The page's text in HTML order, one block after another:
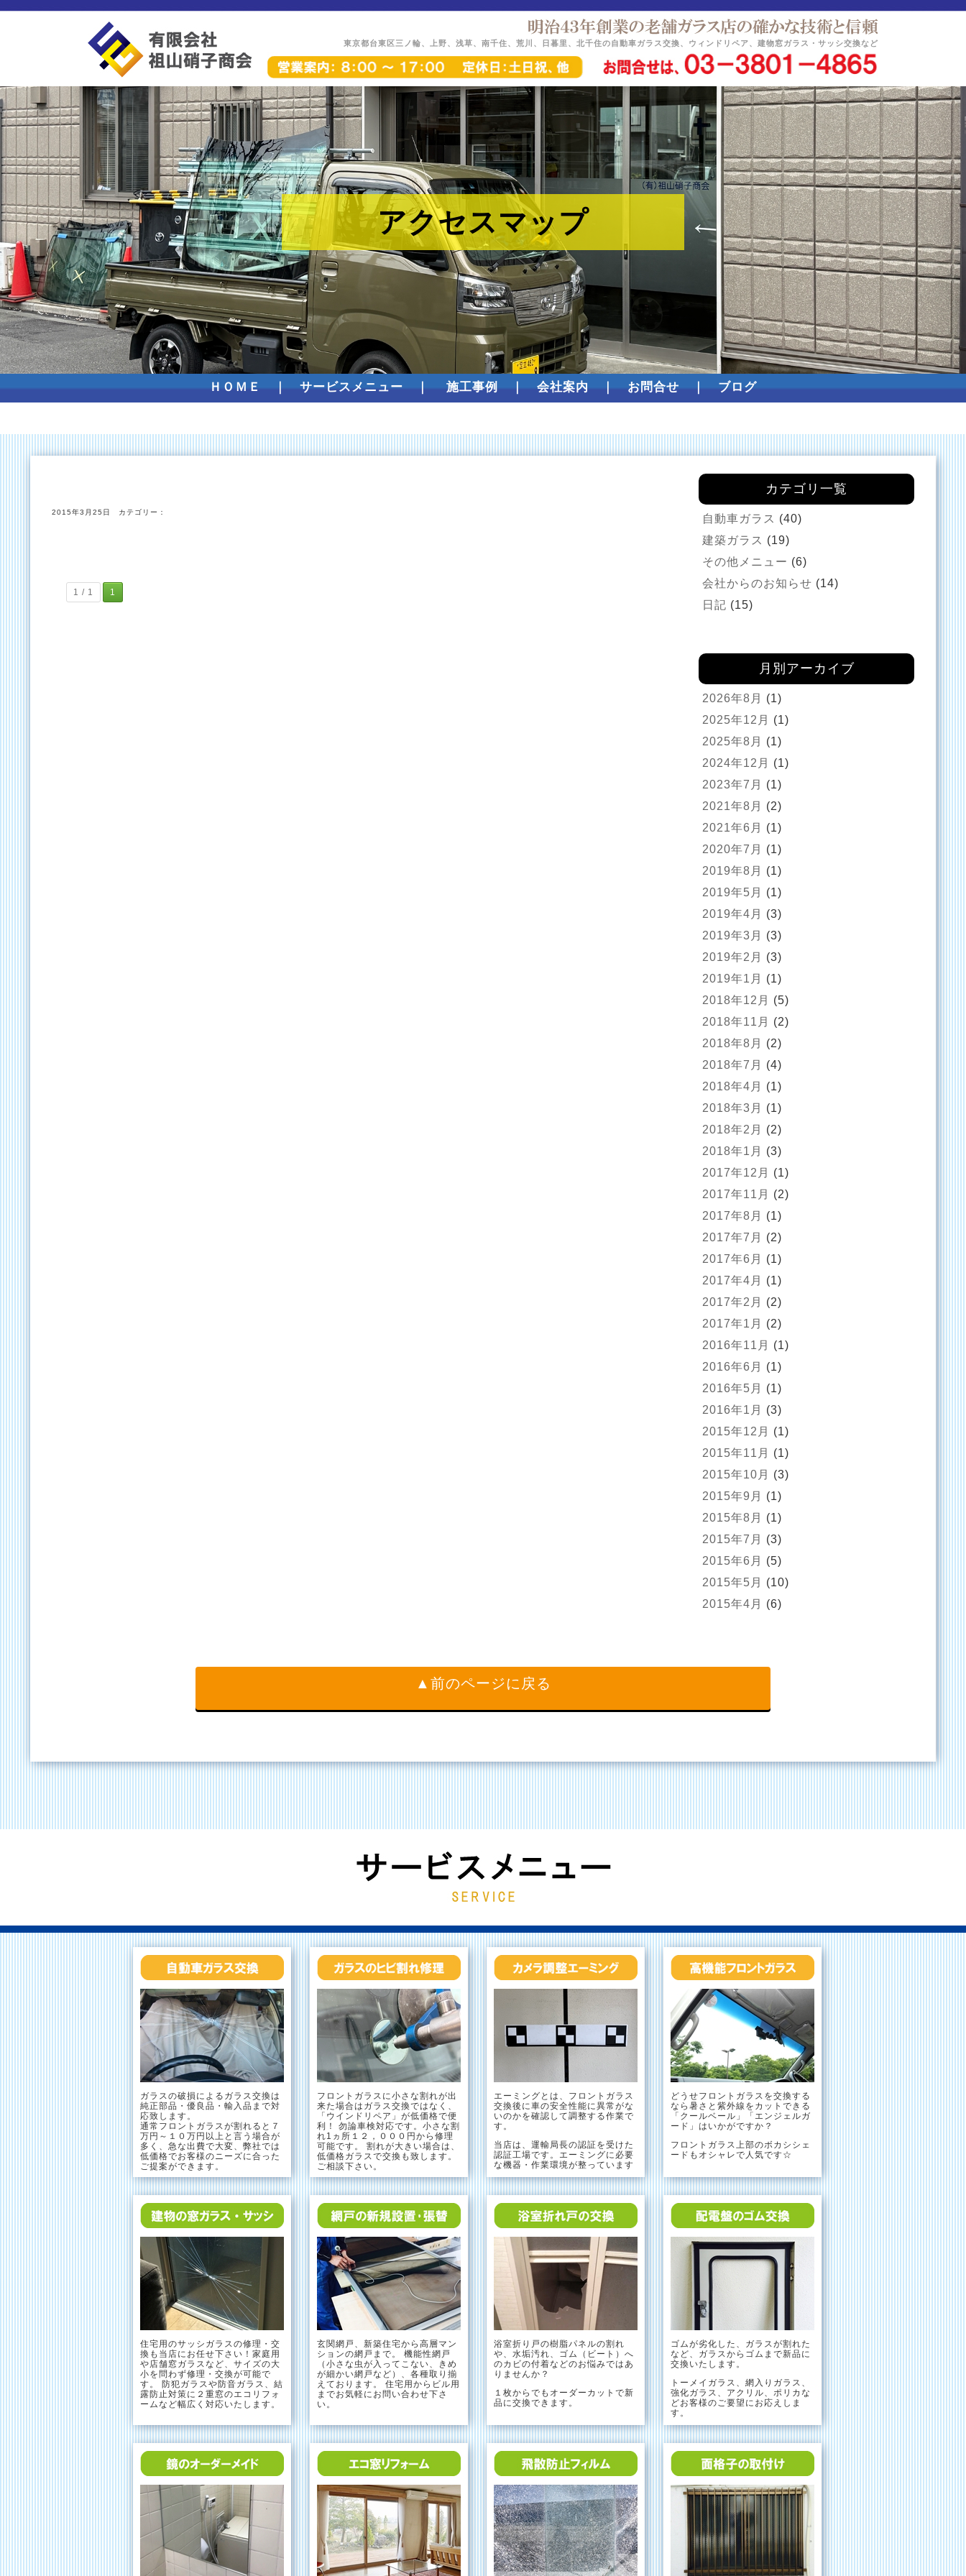
東京都台東区三ノ輪、上野、浅草、南千住、荒川、日暮里、北千住の自動車ガラス交換、ウィンドリペア、建物窓ガラス・サッシ交換など
アクセスマップ
ＨＯＭＥ｜サービスメニュー｜施工事例｜会社案内｜お問合せ｜ブログ
2015年3月25日 カテゴリー：
1 / 1 1
カテゴリ一覧
自動車ガラス (40)
建築ガラス (19)
その他メニュー (6)
会社からのお知らせ (14)
日記 (15)
月別アーカイブ
2026年8月
(1)
2025年12月
(1)
2025年8月
(1)
2024年12月
(1)
2023年7月
(1)
2021年8月
(2)
2021年6月
(1)
2020年7月
(1)
2019年8月
(1)
2019年5月
(1)
2019年4月
(3)
2019年3月
(3)
2019年2月
(3)
2019年1月
(1)
2018年12月
(5)
2018年11月
(2)
2018年8月
(2)
2018年7月
(4)
2018年4月
(1)
2018年3月
(1)
2018年2月
(2)
2018年1月
(3)
2017年12月
(1)
2017年11月
(2)
2017年8月
(1)
2017年7月
(2)
2017年6月
(1)
2017年4月
(1)
2017年2月
(2)
2017年1月
(2)
2016年11月
(1)
2016年6月
(1)
2016年5月
(1)
2016年1月
(3)
2015年12月
(1)
2015年11月
(1)
2015年10月
(3)
2015年9月
(1)
2015年8月
(1)
2015年7月
(3)
2015年6月
(5)
2015年5月
(10)
2015年4月
(6)
▲前のページに戻る
ガラスの破損によるガラス交換は
純正部品・優良品・輸入品まで対
応致します。
通常フロントガラスが割れると７
万円～１０万円以上と言う場合が
多く、急な出費で大変、弊社では
低価格でお客様のニーズに合った
ご提案ができます。
フロントガラスに小さな割れが出
来た場合はガラス交換ではなく、
「ウインドリペア」が低価格で便
利！ 勿論車検対応です。小さな割
れ1ヵ所１２，０００円から修理
可能です。 割れが大きい場合は、
低価格ガラスで交換も致します。
ご相談下さい。
エーミングとは、フロントガラス
交換後に車の安全性能に異常がな
いのかを確認して調整する作業で
す。
当店は、運輸局長の認証を受けた
認証工場です。エーミングに必要
な機器・作業環境が整っています
どうせフロントガラスを交換する
なら暑さと紫外線をカットできる
「クールベール」「エンジェルガ
ード」はいかがですか？
フロントガラス上部のボカシシェ
ードもオシャレで人気です☆
住宅用のサッシガラスの修理・交
換も当店にお任せ下さい！家庭用
や店舗窓ガラスなど、サイズの大
小を問わず修理・交換が可能で
す。 防犯ガラスや防音ガラス、結
露防止対策に２重窓のエコリフォ
ームなど幅広く対応いたします。
玄関網戸、新築住宅から高層マン
ションの網戸まで。 機能性網戸
（小さな虫が入ってこない、きめ
が細かい網戸など）、各種取り揃
えております。 住宅用からビル用
までお気軽にお問い合わせ下さ
い。
浴室折り戸の樹脂パネルの割れ
や、水垢汚れ、ゴム（ビート）へ
のカビの付着などのお悩みではあ
りませんか？
１枚からでもオーダーカットで新
品に交換できます。
ゴムが劣化した、ガラスが割れた
など、ガラスからゴムまで新品に
交換いたします。
トーメイガラス、網入りガラス、
強化ガラス、アクリル、ポリカな
どお客様のご要望にお応えしま
す。